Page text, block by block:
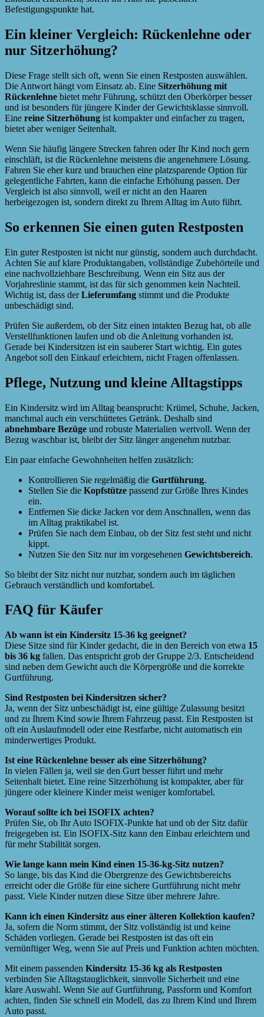
Befestigungspunkte hat.
Ein kleiner Vergleich: Rückenlehne oder
nur Sitzerhöhung?
Diese Frage stellt sich oft, wenn Sie einen Restposten auswählen.
Die Antwort hängt vom Einsatz ab. Eine Sitzerhöhung mit
Rückenlehne bietet mehr Führung, schützt den Oberkörper besser
und ist besonders für jüngere Kinder der Gewichtsklasse sinnvoll.
Eine reine Sitzerhöhung ist kompakter und einfacher zu tragen,
bietet aber weniger Seitenhalt.
Wenn Sie häufig längere Strecken fahren oder Ihr Kind noch gern
einschläft, ist die Rückenlehne meistens die angenehmere Lösung.
Fahren Sie eher kurz und brauchen eine platzsparende Option für
gelegentliche Fahrten, kann die einfache Erhöhung passen. Der
Vergleich ist also sinnvoll, weil er nicht an den Haaren
herbeigezogen ist, sondern direkt zu Ihrem Alltag im Auto führt.
So erkennen Sie einen guten Restposten
Ein guter Restposten ist nicht nur günstig, sondern auch durchdacht.
Achten Sie auf klare Produktangaben, vollständige Zubehörteile und
eine nachvollziehbare Beschreibung. Wenn ein Sitz aus der
Vorjahreslinie stammt, ist das für sich genommen kein Nachteil.
Wichtig ist, dass derLieferumfang stimmt und die Produkte
unbeschädigt sind.
Prüfen Sie außerdem, ob der Sitz einen intakten Bezug hat, ob alle
Verstellfunktionen laufen und ob die Anleitung vorhanden ist.
Gerade bei Kindersitzen ist ein sauberer Start wichtig. Ein gutes
Angebot soll den Einkauf erleichtern, nicht Fragen offenlassen.
Pflege, Nutzung und kleine Alltagstipps
Ein Kindersitz wird im Alltag beansprucht: Krümel, Schuhe, Jacken,
manchmal auch ein verschüttetes Getränk. Deshalb sind
abnehmbare Bezüge und robuste Materialien wertvoll. Wenn der
Bezug waschbar ist, bleibt der Sitz länger angenehm nutzbar.
Ein paar einfache Gewohnheiten helfen zusätzlich:
Kontrollieren Sie regelmäßig die Gurtführung.
Stellen Sie die Kopfstütze passend zur Größe Ihres Kindes
ein.
Entfernen Sie dicke Jacken vor dem Anschnallen, wenn das
im Alltag praktikabel ist.
Prüfen Sie nach dem Einbau, ob der Sitz fest steht und nicht
kippt.
Nutzen Sie den Sitz nur im vorgesehenen Gewichtsbereich.
So bleibt der Sitz nicht nur nutzbar, sondern auch im täglichen
Gebrauch verständlich und komfortabel.
FAQ für Käufer
Ab wann ist ein Kindersitz 15-36 kg geeignet?
Diese Sitze sind für Kinder gedacht, die in den Bereich von etwa 15
bis 36 kg fallen. Das entspricht grob der Gruppe 2/3. Entscheidend
sind neben dem Gewicht auch die Körpergröße und die korrekte
Gurtführung.
Sind Restposten bei Kindersitzen sicher?
Ja, wenn der Sitz unbeschädigt ist, eine gültige Zulassung besitzt
und zu Ihrem Kind sowie Ihrem Fahrzeug passt. Ein Restposten ist
oft ein Auslaufmodell oder eine Restfarbe, nicht automatisch ein
minderwertiges Produkt.
Ist eine Rückenlehne besser als eine Sitzerhöhung?
In vielen Fällen ja, weil sie den Gurt besser führt und mehr
Seitenhalt bietet. Eine reine Sitzerhöhung ist kompakter, aber für
jüngere oder kleinere Kinder meist weniger komfortabel.
Worauf sollte ich bei ISOFIX achten?
Prüfen Sie, ob Ihr Auto ISOFIX-Punkte hat und ob der Sitz dafür
freigegeben ist. Ein ISOFIX-Sitz kann den Einbau erleichtern und
für mehr Stabilität sorgen.
Wie lange kann mein Kind einen 15-36-kg-Sitz nutzen?
So lange, bis das Kind die Obergrenze des Gewichtsbereichs
erreicht oder die Größe für eine sichere Gurtführung nicht mehr
passt. Viele Kinder nutzen diese Sitze über mehrere Jahre.
Kann ich einen Kindersitz aus einer älteren Kollektion kaufen?
Ja, sofern die Norm stimmt, der Sitz vollständig ist und keine
Schäden vorliegen. Gerade bei Restposten ist das oft ein
vernünftiger Weg, wenn Sie auf Preis und Funktion achten möchten.
Mit einem passenden Kindersitz 15-36 kg als Restposten
verbinden Sie Alltagstauglichkeit, sinnvolle Sicherheit und eine
klare Auswahl. Wenn Sie auf Gurtführung, Passform und Komfort
achten, finden Sie schnell ein Modell, das zu Ihrem Kind und Ihrem
Auto passt.